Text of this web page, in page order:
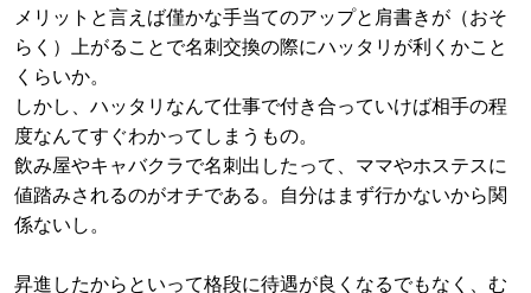
メリットと言えば僅かな手当てのアップと肩書きが（おそ
らく）上がることで名刺交換の際にハッタリが利くかこと
くらいか。
しかし、ハッタリなんて仕事で付き合っていけば相手の程
度なんてすぐわかってしまうもの。
飲み屋やキャバクラで名刺出したって、ママやホステスに
値踏みされるのがオチである。自分はまず行かないから関
係ないし。
昇進したからといって格段に待遇が良くなるでもなく、む